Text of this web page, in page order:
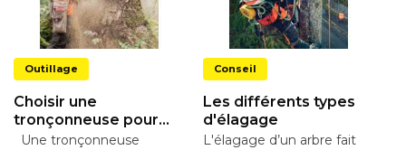
Outillage
Choisir une
tronçonneuse pour
l’abattage
Une tronçonneuse
Conseil
Les différents types
d'élagage
L'élagage d’un arbre fait